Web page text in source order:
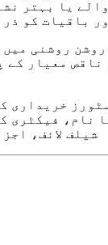
یا بہتر
روشنی
معیار کے
خریداری
نام، فیکٹری
شیلف لائف،